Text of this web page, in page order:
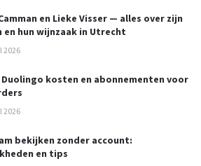
en Lieke Visser — alles over zijn
en hun wijnzaak in Utrecht
2026
kosten en abonnementen voor
2026
bekijken zonder account:
en tips